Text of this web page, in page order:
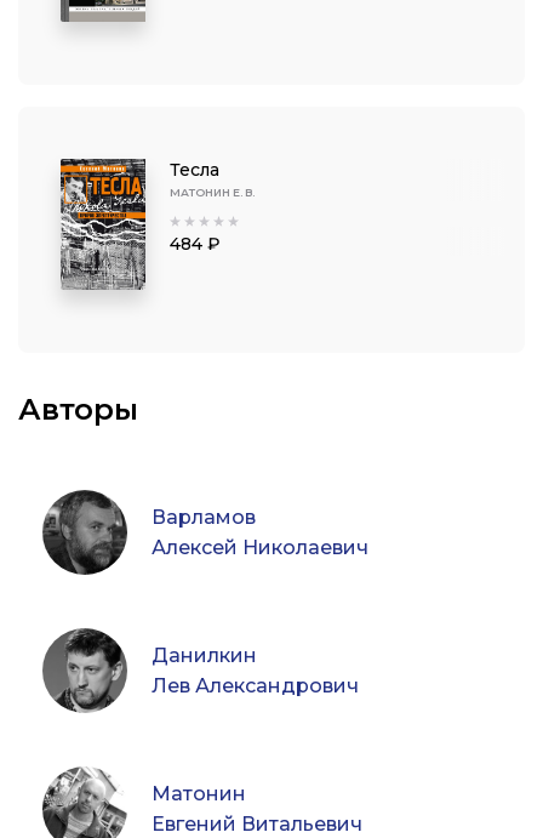
Тесла
МАТОНИН Е. В.
484 ₽
Авторы
Варламов
Алексей Николаевич
Данилкин
Лев Александрович
Матонин
Евгений Витальевич